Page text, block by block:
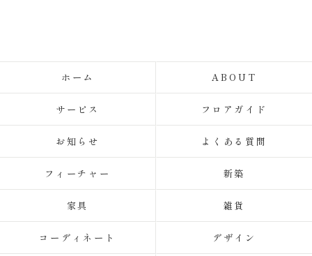
ホーム ABOUT
サービス フロアガイド
お知らせ よくある質問
フィーチャー 新築
家具 雑貨
コーディネート デザイン